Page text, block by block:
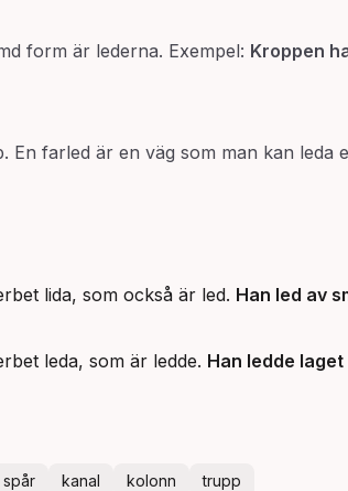
form är lederna. Exempel: Kroppen
En farled är en väg som man kan leda
lida, som också är led. Han led av
leda, som är ledde. Han ledde laget
spår kanal kolonn trupp